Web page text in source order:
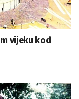
vijeku kod